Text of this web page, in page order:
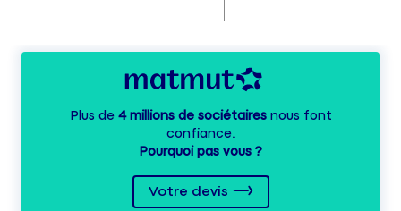
Plus de 4 millions de sociétairesnous font
confiance.
Pourquoi pas vous ?
Votre devis